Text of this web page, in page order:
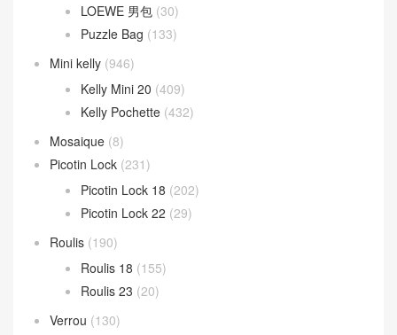
LOEWE 男包 (30)
Puzzle Bag (133)
Mini kelly (946)
Kelly Mini 20 (409)
Kelly Pochette (432)
Mosaique (8)
Picotin Lock (231)
Picotin Lock 18 (202)
Picotin Lock 22 (29)
Roulis (190)
Roulis 18 (155)
Roulis 23 (20)
Verrou (130)